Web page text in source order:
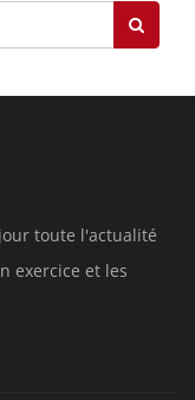
toute l'actualité
exercice et les